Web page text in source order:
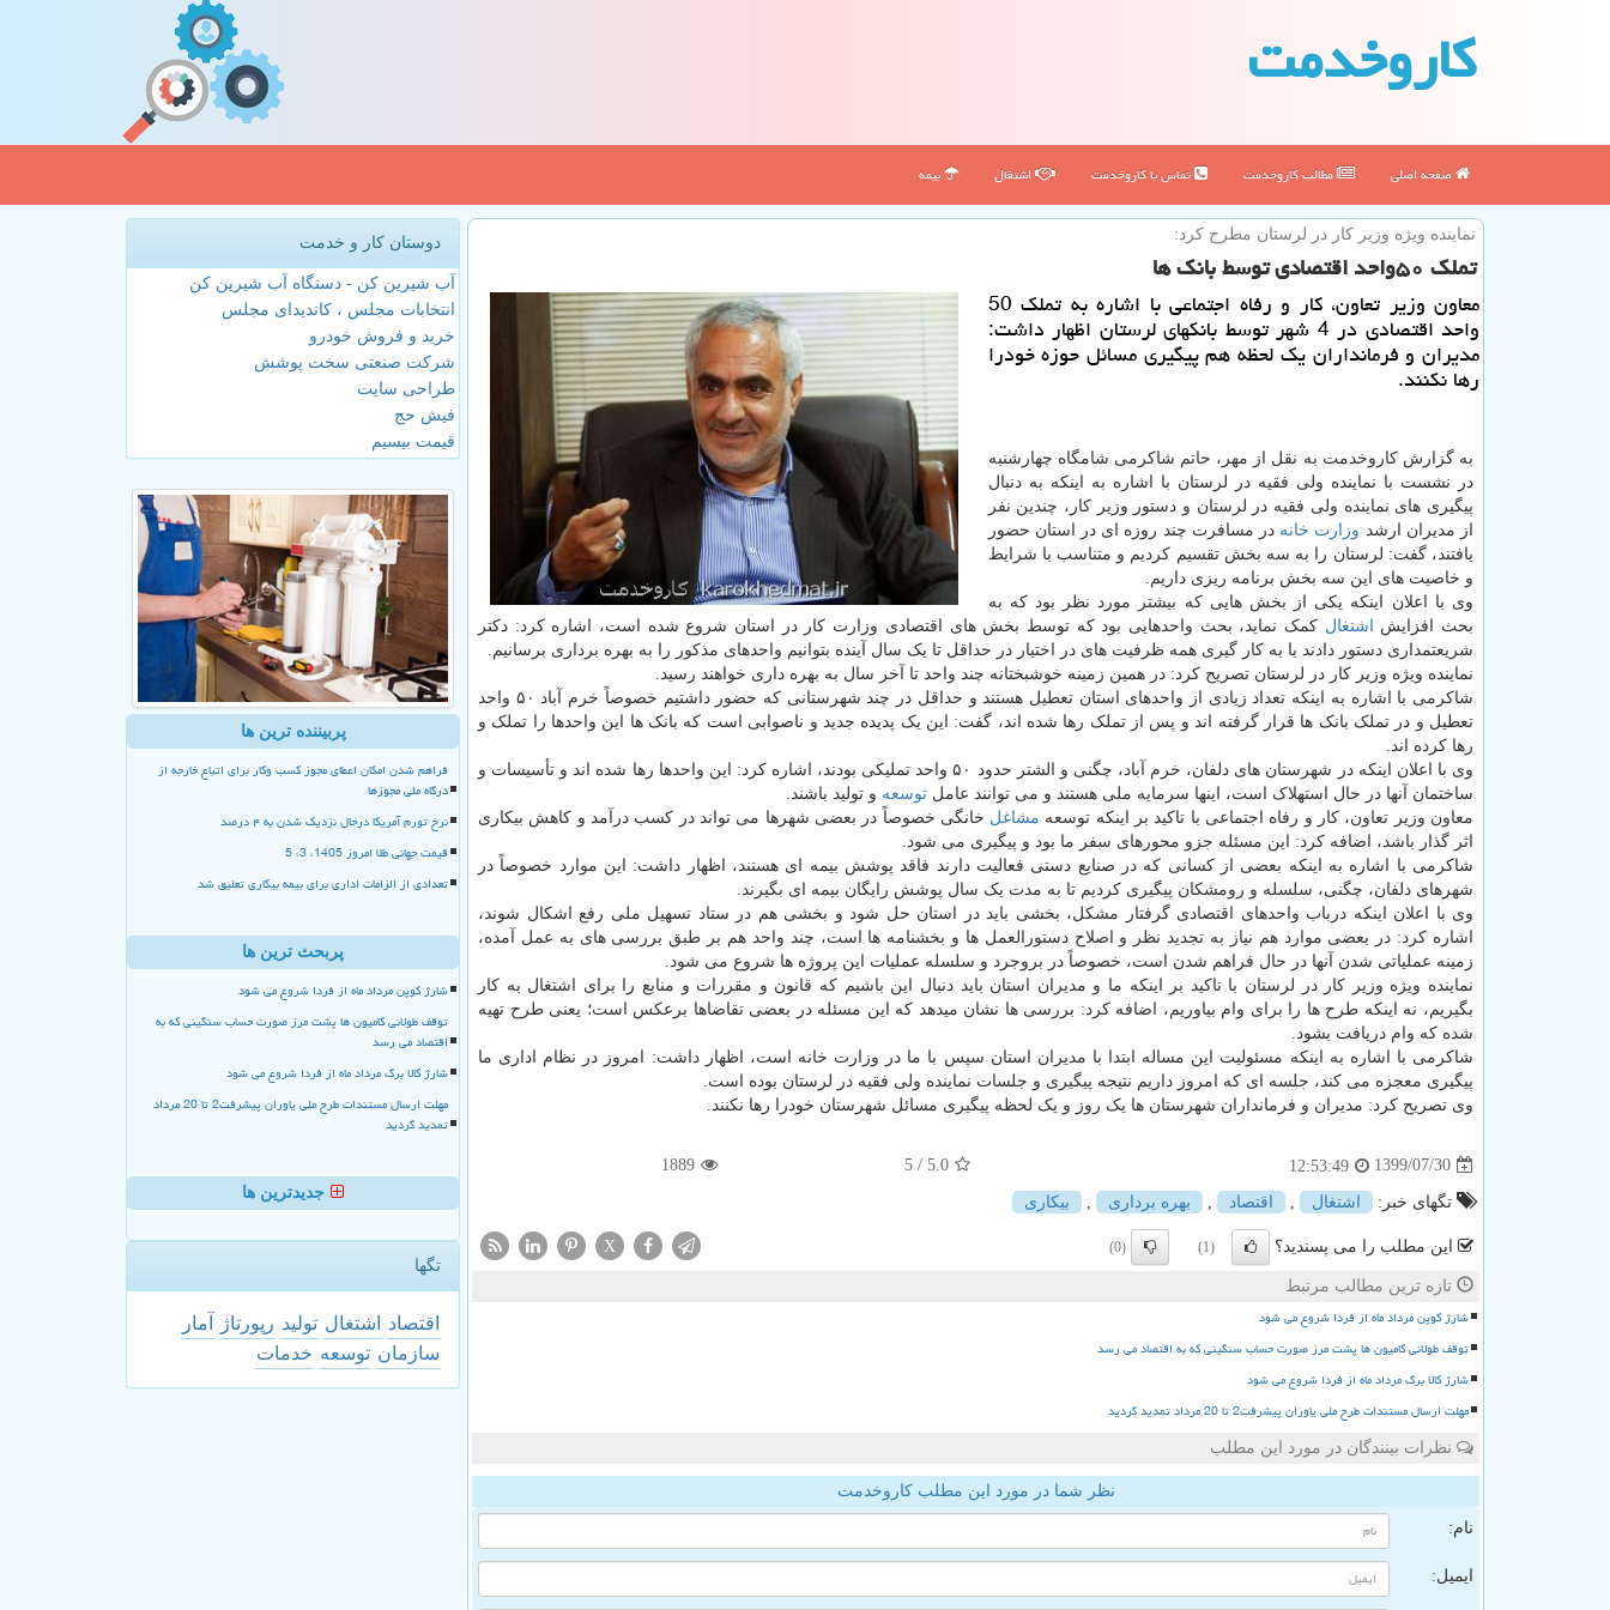
كاروخدمت
صفحه اصلی مطالب كاروخدمت تماس با كاروخدمت اشتغال بیمه
نماینده ویژه وزیر كار در لرستان مطرح كرد:
تملك ۵۰واحد اقتصادی توسط بانك ها
معاون وزیر تعاون، كار و رفاه اجتماعی با اشاره به تملك 50
واحد اقتصادی در 4 شهر توسط بانكهای لرستان اظهار داشت:
مدیران و فرمانداران یك لحظه هم پیگیری مسائل حوزه خودرا
رها نكنند.
به گزارش کاروخدمت به نقل از مهر، حاتم شاکرمی شامگاه چهارشنبه
در نشست با نماینده ولی فقیه در لرستان با اشاره به اینکه به دنبال
پیگیری های نماینده ولی فقیه در لرستان و دستور وزیر کار، چندین نفر
از مدیران ارشد وزارت خانه در مسافرت چند روزه ای در استان حضور
یافتند، گفت: لرستان را به سه بخش تقسیم کردیم و متناسب با شرایط
و خاصیت های این سه بخش برنامه ریزی داریم.
وی با اعلان اینکه یکی از بخش هایی که بیشتر مورد نظر بود که به
بحث افزایش
اشتغال کمک نماید، بحث واحدهایی بود که توسط بخش های اقتصادی وزارت کار در استان شروع شده است، اشاره کرد: دکتر
شریعتمداری دستور دادند با به کار گیری همه ظرفیت های در اختیار در حداقل تا یک سال آینده بتوانیم واحدهای مذکور را به بهره برداری برسانیم.
نماینده ویژه وزیر کار در لرستان تصریح کرد: در همین زمینه خوشبختانه چند واحد تا آخر سال به بهره داری خواهند رسید.
شاکرمی با اشاره به اینکه تعداد زیادی از واحدهای استان تعطیل هستند و حداقل در چند شهرستانی که حضور داشتیم خصوصاً خرم آباد ۵۰ واحد
تعطیل و در تملک بانک ها قرار گرفته اند و پس از تملک رها شده اند، گفت: این یک پدیده جدید و ناصوابی است که بانک ها این واحدها را تملک و
رها کرده اند.
وی با اعلان اینکه در شهرستان های دلفان، خرم آباد، چگنی و الشتر حدود ۵۰ واحد تملیکی بودند، اشاره کرد: این واحدها رها شده اند و تأسیسات و
ساختمان آنها در حال استهلاک است، اینها سرمایه ملی هستند و می توانند عامل توسعه و تولید باشند.
معاون وزیر تعاون، کار و رفاه اجتماعی با تاکید بر اینکه توسعه مشاغل خانگی خصوصاً در بعضی شهرها می تواند در کسب درآمد و کاهش بیکاری
اثر گذار باشد، اضافه کرد: این مسئله جزو محورهای سفر ما بود و پیگیری می شود.
شاکرمی با اشاره به اینکه بعضی از کسانی که در صنایع دستی فعالیت دارند فاقد پوشش بیمه ای هستند، اظهار داشت: این موارد خصوصاً در
شهرهای دلفان، چگنی، سلسله و رومشکان پیگیری کردیم تا به مدت یک سال پوشش رایگان بیمه ای بگیرند.
وی با اعلان اینکه درباب واحدهای اقتصادی گرفتار مشکل، بخشی باید در استان حل شود و بخشی هم در ستاد تسهیل ملی رفع اشکال شوند،
اشاره کرد: در بعضی موارد هم نیاز به تجدید نظر و اصلاح دستورالعمل ها و بخشنامه ها است، چند واحد هم بر طبق بررسی های به عمل آمده،
زمینه عملیاتی شدن آنها در حال فراهم شدن است، خصوصاً در بروجرد و سلسله عملیات این پروژه ها شروع می شود.
نماینده ویژه وزیر کار در لرستان با تاکید بر اینکه ما و مدیران استان باید دنبال این باشیم که قانون و مقررات و منابع را برای اشتغال به کار
بگیریم، نه اینکه طرح ها را برای وام بیاوریم، اضافه کرد: بررسی ها نشان میدهد که این مسئله در بعضی تقاضاها برعکس است؛ یعنی طرح تهیه
شده که وام دریافت بشود.
شاکرمی با اشاره به اینکه مسئولیت این مساله ابتدا با مدیران استان سپس با ما در وزارت خانه است، اظهار داشت: امروز در نظام اداری ما
پیگیری معجزه می کند، جلسه ای که امروز داریم نتیجه پیگیری و جلسات نماینده ولی فقیه در لرستان بوده است.
وی تصریح کرد: مدیران و فرمانداران شهرستان ها یک روز و یک لحظه پیگیری مسائل شهرستان خودرا رها نکنند.
1399/07/30
12:53:49
5.0
/ 5
1889
تگهای خبر: اشتغال اقتصاد بهره برداری بیكاری
این مطلب را می پسندید؟ (1)
(0)
X
تازه ترین مطالب مرتبط
شارژ کوپن مرداد ماه از فردا شروع می شود
توقف طولانی کامیون ها پشت مرز صورت حساب سنگینی که به اقتصاد می رسد
شارژ کالا برگ مرداد ماه از فردا شروع می شود
مهلت ارسال مستندات طرح ملی یاوران پیشرفت2 تا 20 مرداد تمدید گردید
نظرات بینندگان در مورد این مطلب
نظر شما در مورد این مطلب کاروخدمت
نام:
ایمیل:
دوستان کار و خدمت
آب شیرین کن - دستگاه آب شیرین کن
انتخابات مجلس ، کاندیدای مجلس
خرید و فروش خودرو
شرکت صنعتی سخت پوشش
طراحی سایت
فیش حج
قیمت بیسیم
پربیننده ترین ها
فراهم شدن امکان اعطای مجوز کسب وکار برای اتباع خارجه از
درگاه ملی مجوزها
نرخ تورم آمریکا درحال نزدیک شدن به ۴ درصد
قیمت جهانی طلا امروز 1405، 3، 5
تعدادی از الزامات اداری برای بیمه بیکاری تعلیق شد
پربحث ترین ها
شارژ کوپن مرداد ماه از فردا شروع می شود
توقف طولانی کامیون ها پشت مرز صورت حساب سنگینی که به
اقتصاد می رسد
شارژ کالا برگ مرداد ماه از فردا شروع می شود
مهلت ارسال مستندات طرح ملی یاوران پیشرفت2 تا 20 مرداد
تمدید گردید
جدیدترین ها
تگها
اقتصاد اشتغال تولید رپورتاژ
آمار
سازمان توسعه خدمات